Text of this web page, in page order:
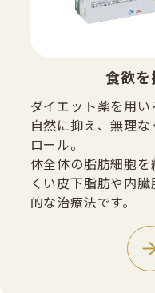
食欲を
ダイエット薬を用
自然に抑え、無理
ロール。
体全体の脂肪細胞
くい皮下脂肪や内
的な治療法です。